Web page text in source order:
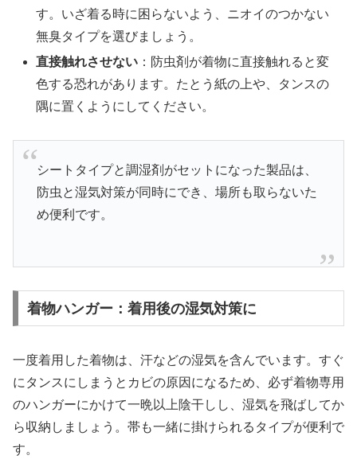
す。いざ着る時に困らないよう、ニオイのつかない
無臭タイプを選びましょう。
直接触れさせない ：防虫剤が着物に直接触れると変
色する恐れがあります。たとう紙の上や、タンスの
隅に置くようにしてください。
シートタイプと調湿剤がセットになった製品は、
防虫と湿気対策が同時にでき、場所も取らないた
め便利です。
着物ハンガー：着用後の湿気対策に
一度着用した着物は、汗などの湿気を含んでいます。すぐ
にタンスにしまうとカビの原因になるため、必ず着物専用
のハンガーにかけて一晩以上陰干しし、湿気を飛ばしてか
ら収納しましょう。帯も一緒に掛けられるタイプが便利で
す。